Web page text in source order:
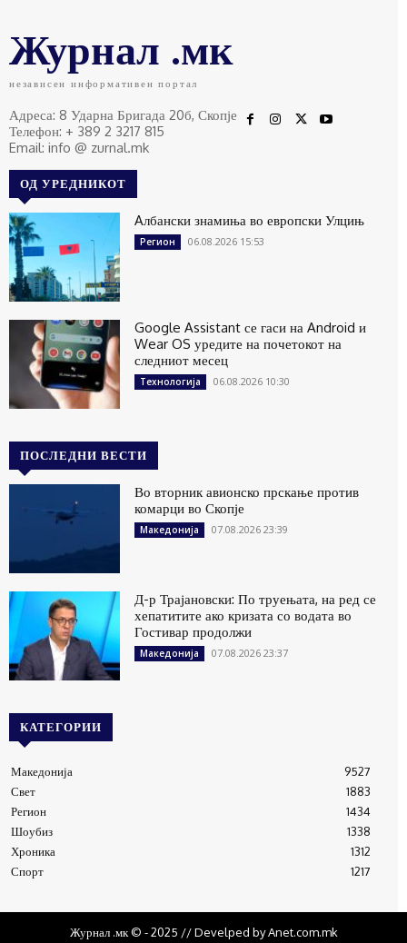
Журнал .мк
независен информативен портал
Адреса: 8 Ударна Бригада 20б, Скопје
Телефон: + 389 2 3217 815
Email: info @ zurnal.mk
ОД УРЕДНИКОТ
Aлбански знамиња во европски Улцињ
Регион 06.08.2026 15:53
Google Assistant се гаси на Android и
Wear OS уредите на почетокот на
следниот месец
Технологија 06.08.2026 10:30
ПОСЛЕДНИ ВЕСТИ
Во вторник авионско прскање против
комарци во Скопје
Македонија 07.08.2026 23:39
Д-р Трајановски: По труењата, на ред се
хепатитите ако кризата со водата во
Гостивар продолжи
Македонија 07.08.2026 23:37
КАТЕГОРИИ
Македонија
9527
Свет
1883
Регион
1434
Шоубиз
1338
Хроника
1312
Спорт
1217
Журнал .мк © - 2025 // Develped by Anet.com.mk